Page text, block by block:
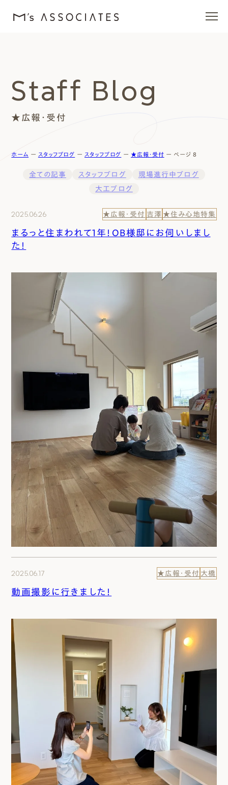
ラインナップ
エムズを愛する人たち
イベント・ブログ
エムズのこと
まずは相談する[無料]
モデルハウスを見る
ファーストプランを試す
★広報・受付
Staff Blog
ホーム ー スタッフブログ ー スタッフブログ ー ★広報・受付 ー ページ 8
全ての記事 スタッフブログ
現場進行中ブログ
大工ブログ
2025.06.26 ★広報・受付 吉澤 ★住み心地特集
まるっと住まわれて1年！OB様邸にお伺いしまし
た！
2025.06.17 ★広報・受付 大橋
動画撮影に行きました！